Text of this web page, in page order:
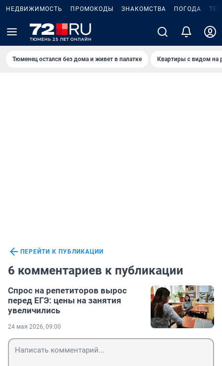
НЕДВИЖИМОСТЬ ПРОМОКОДЫ ЗНАКОМСТВА ПОГОДА
Тюменец остался без дома и живет в палатке Квартиры с видом на
ПЕРЕЙТИ К ПУБЛИКАЦИИ
6 комментариев к публикации
Спрос на репетиторов вырос
перед ЕГЭ: цены на занятия
увеличились
24 мая 2026, 09:00